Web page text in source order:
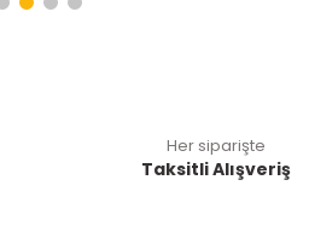
Her siparişte
Taksitli Alışveriş